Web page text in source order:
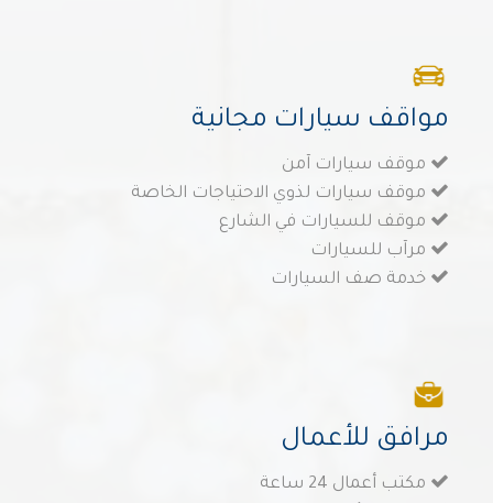
مواقف سيارات مجانية
موقف سيارات آمن
موقف سيارات لذوي الاحتياجات الخاصة
موقف للسيارات في الشارع
مرآب للسيارات
خدمة صف السيارات
مرافق للأعمال
مكتب أعمال 24 ساعة